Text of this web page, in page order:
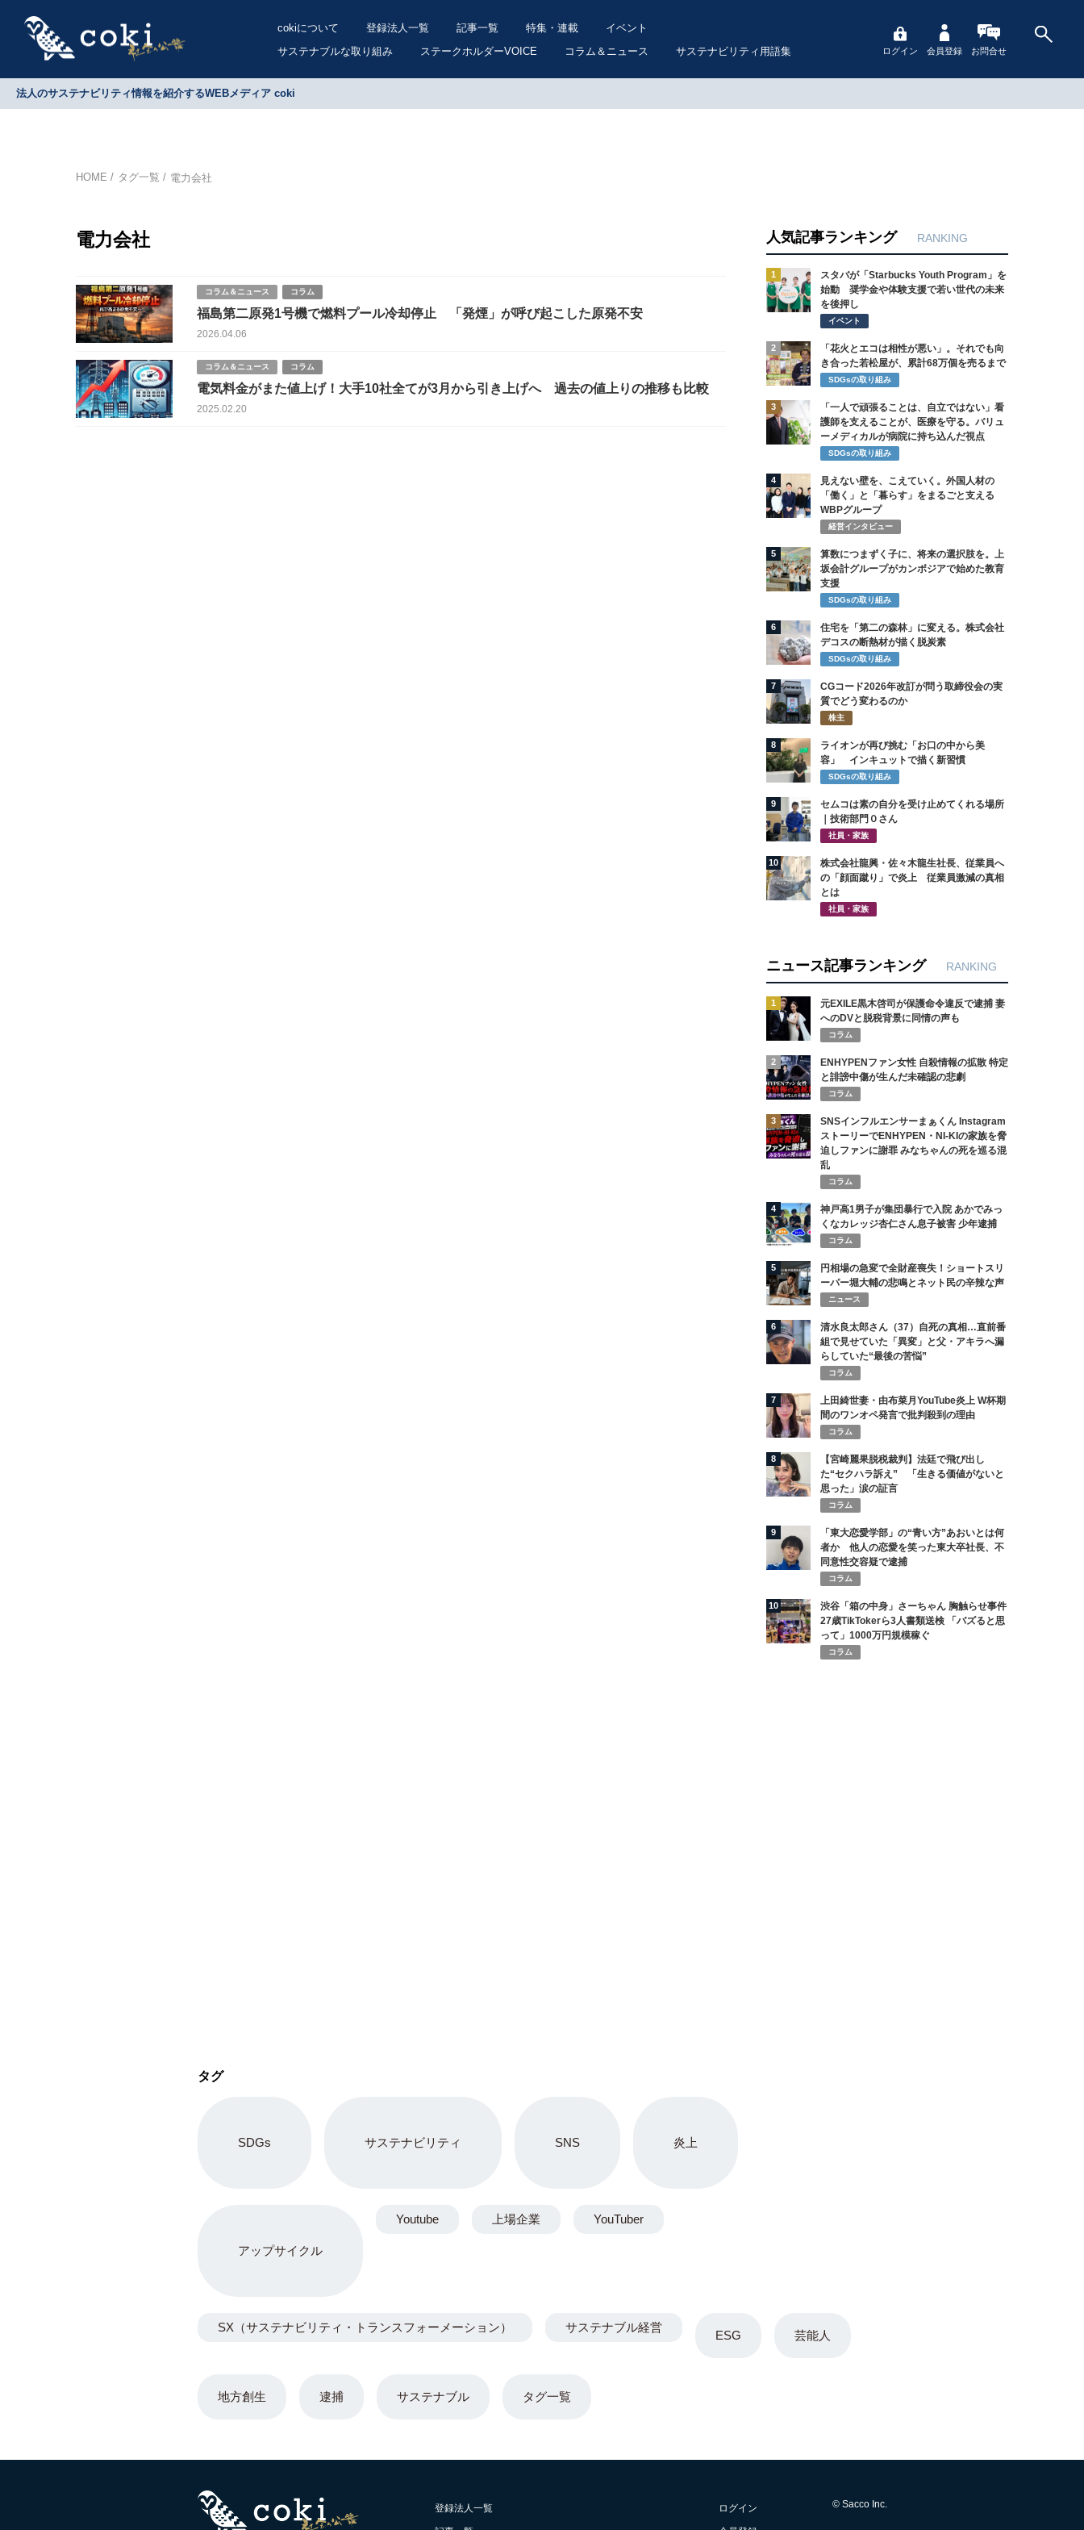
cokiについて 登録法人一覧 記事一覧 特集・連載
イベント
サステナブルな取り組み
ステークホルダーVOICE コラム＆ニュース サステナビリティ用語集 ログイン 会員登録 お問合せ
法人のサステナビリティ情報を紹介するWEBメディア coki
HOME タグ一覧 電力会社
電力会社
コラム＆ニュース コラム
福島第二原発1号機で燃料プール冷却停止 「発煙」が呼び起こした原発不安
2026.04.06
コラム＆ニュース コラム
電気料金がまた値上げ！大手10社全てが3月から引き上げへ 過去の値上りの推移も比較
2025.02.20
人気記事ランキング RANKING
1
スタバが「Starbucks Youth Program」を
始動 奨学金や体験支援で若い世代の未来
を後押し
イベント
2
「花火とエコは相性が悪い」。それでも向
き合った若松屋が、累計68万個を売るまで
SDGsの取り組み
3
「一人で頑張ることは、自立ではない」看
護師を支えることが、医療を守る。バリュ
ーメディカルが病院に持ち込んだ視点
SDGsの取り組み
4
見えない壁を、こえていく。外国人材の
「働く」と「暮らす」をまるごと支える
WBPグループ
経営インタビュー
5
算数につまずく子に、将来の選択肢を。上
坂会計グループがカンボジアで始めた教育
支援
SDGsの取り組み
6
住宅を「第二の森林」に変える。株式会社
デコスの断熱材が描く脱炭素
SDGsの取り組み
7
CGコード2026年改訂が問う取締役会の実
質でどう変わるのか
株主
8
ライオンが再び挑む「お口の中から美
容」 インキュットで描く新習慣
SDGsの取り組み
9
セムコは素の自分を受け止めてくれる場所
｜技術部門０さん
社員・家族
10
株式会社龍興・佐々木龍生社長、従業員へ
の「顔面蹴り」で炎上 従業員激減の真相
とは
社員・家族
ニュース記事ランキング RANKING
1
元EXILE黒木啓司が保護命令違反で逮捕 妻
へのDVと脱税背景に同情の声も
コラム
2
ENHYPENファン女性 自殺情報の拡散 特定
と誹謗中傷が生んだ未確認の悲劇
コラム
3
SNSインフルエンサーまぁくん Instagram
ストーリーでENHYPEN・NI-KIの家族を脅
迫しファンに謝罪 みなちゃんの死を巡る混
乱
コラム
4
神戸高1男子が集団暴行で入院 あかでみっ
くなカレッジ杏仁さん息子被害 少年逮捕
コラム
5
円相場の急変で全財産喪失！ショートスリ
ーパー堀大輔の悲鳴とネット民の辛辣な声
ニュース
6
清水良太郎さん（37）自死の真相…直前番
組で見せていた「異変」と父・アキラへ漏
らしていた“最後の苦悩”
コラム
7
上田綺世妻・由布菜月YouTube炎上 W杯期
間のワンオペ発言で批判殺到の理由
コラム
8
【宮崎麗果脱税裁判】法廷で飛び出し
た“セクハラ訴え” 「生きる価値がないと
思った」涙の証言
コラム
9
「東大恋愛学部」の“青い方”あおいとは何
者か 他人の恋愛を笑った東大卒社長、不
同意性交容疑で逮捕
コラム
10
渋谷「箱の中身」さーちゃん 胸触らせ事件
27歳TikTokerら3人書類送検 「バズると思
って」1000万円規模稼ぐ
コラム
タグ
SDGs サステナビリティ SNS 炎上
アップサイクル
ESG 芸能人
地方創生 逮捕 サステナブル
Youtube 上場企業 YouTuber
SX（サステナビリティ・トランスフォーメーション） サステナブル経営
タグ一覧
登録法人一覧 ログイン © Sacco Inc.